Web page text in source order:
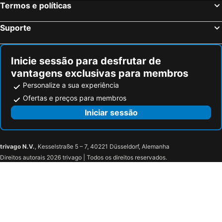
Magny le Hongre, França Hotéis
Termos e políticas
Suporte
Inicie sessão para desfrutar de
vantagens exclusivas para membros
Personalize a sua experiência
Ofertas e preços para membros
Iniciar sessão
trivago N.V., Kesselstraße 5 – 7, 40221 Düsseldorf, Alemanha
Direitos autorais 2026 trivago | Todos os direitos reservados.